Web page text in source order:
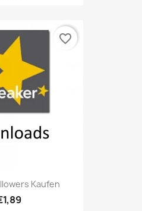
Kaufen
favorite_border